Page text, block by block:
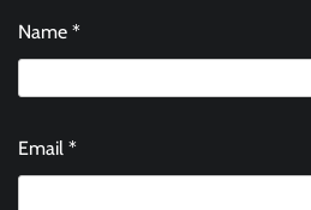
Name *
Email *